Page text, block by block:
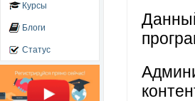
Курсы
Блоги
Статус